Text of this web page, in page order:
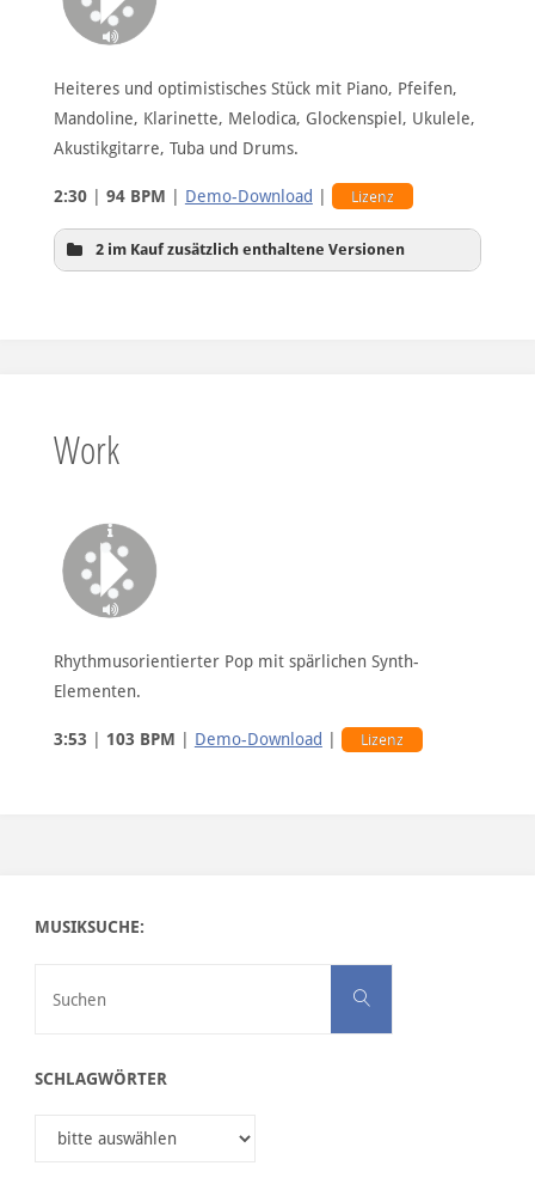
Heiteres und optimistisches Stück mit Piano, Pfeifen,
Mandoline, Klarinette, Melodica, Glockenspiel, Ukulele,
Akustikgitarre, Tuba und Drums.
2:30| 94 BPM | Demo-Download | Lizenz
2 im Kauf zusätzlich enthaltene Versionen
Work
Rhythmusorientierter Pop mit spärlichen Synth-
Elementen.
3:53 103 BPM Demo-Download Lizenz
MUSIKSUCHE:
Suchen
SCHLAGWÖRTER